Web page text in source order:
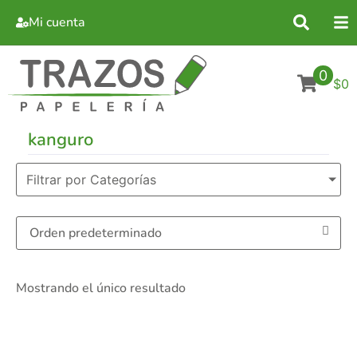
Mi cuenta
0 $0
kanguro
Filtrar por Categorías
Mostrando el único resultado